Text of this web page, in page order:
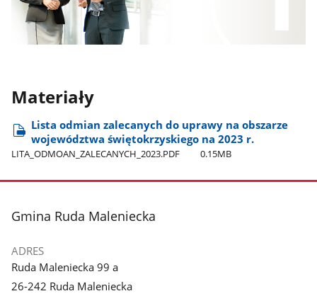
Materiały
Lista odmian zalecanych do uprawy na obszarze
województwa świętokrzyskiego na 2023 r.
LITA​_ODMOAN​_ZALECANYCH​_2023.PDF 0.15MB
stopka
Gmina Ruda Maleniecka
ADRES
Ruda Maleniecka 99 a
26-242 Ruda Maleniecka